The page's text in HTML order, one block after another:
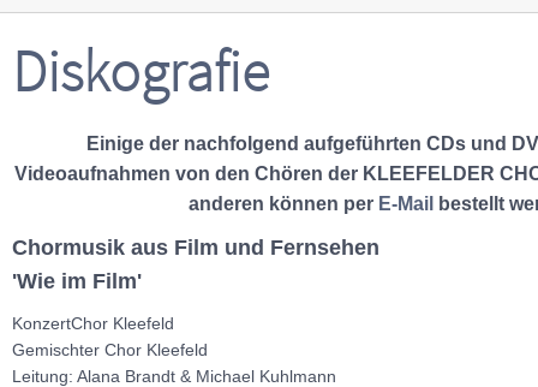
Diskografie
Einige der nachfolgend aufgeführten CDs und
Videoaufnahmen von den Chören der KLEEFELDER
anderen können per E-Mail bestellt
Chormusik aus Film und Fernsehen
'Wie im Film'
KonzertChor Kleefeld
Gemischter Chor Kleefeld
Leitung: Alana Brandt & Michael Kuhlmann